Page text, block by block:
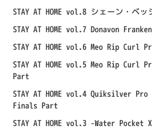
STAY AT HOME vol.8 シェーン・ベ
STAY AT HOME vol.7 Donavon
STAY AT HOME vol.6 Meo Rip Curl
STAY AT HOME vol.5 Meo Rip Curl
Part
STAY AT HOME vol.4 Quiksilver
Finals Part
STAY AT HOME vol.3 -Water Pocket